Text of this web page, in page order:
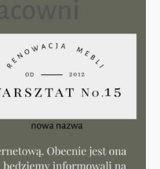
prace
swoich
się tak
kończąc
odnowiony
odpowiedni
efekt